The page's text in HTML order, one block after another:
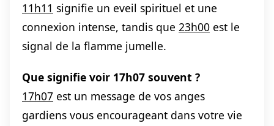
11h11 signifie un eveil spirituel et une
connexion intense, tandis que 23h00 est le
signal de la flamme jumelle.
Que signifie voir 17h07 souvent ?
17h07 est un message de vos anges
gardiens vous encourageant dans votre vie